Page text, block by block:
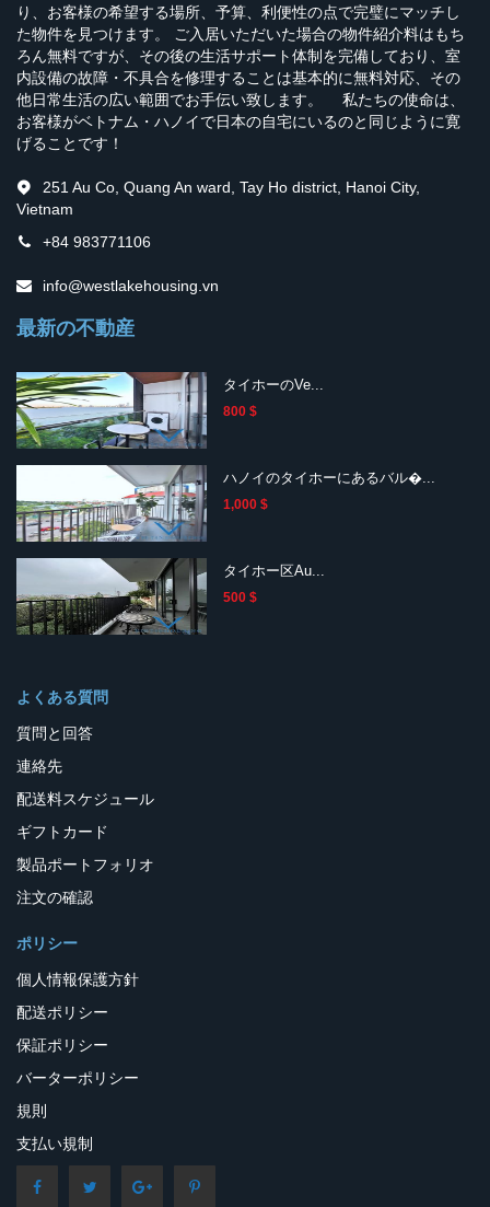
り、お客様の希望する場所、予算、利便性の点で完璧にマッチし
た物件を見つけます。 ご入居いただいた場合の物件紹介料はもち
ろん無料ですが、その後の生活サポート体制を完備しており、室
内設備の故障・不具合を修理することは基本的に無料対応、その
他日常生活の広い範囲でお手伝い致します。 私たちの使命は、
お客様がベトナム・ハノイで日本の自宅にいるのと同じように寛
げることです！
251 Au Co, Quang An ward, Tay Ho district, Hanoi City,
Vietnam
+84 983771106
info@westlakehousing.vn
最新の不動産
タイホーのVe...
800 $
ハノイのタイホーにあるバル�...
1,000 $
タイホー区Au...
500 $
よくある質問
質問と回答
連絡先
配送料スケジュール
ギフトカード
製品ポートフォリオ
注文の確認
ポリシー
個人情報保護方針
配送ポリシー
保証ポリシー
バーターポリシー
規則
支払い規制